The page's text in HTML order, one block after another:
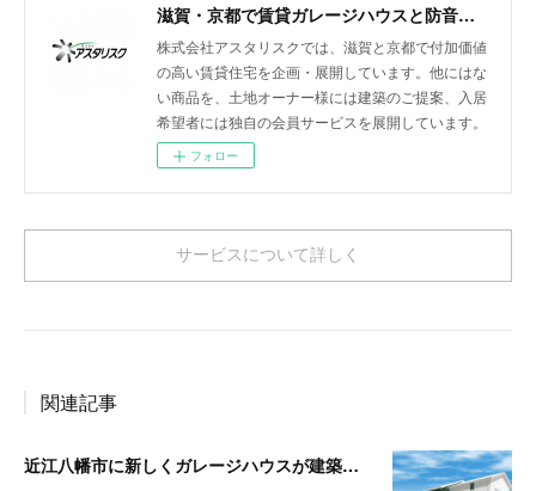
滋賀・京都で賃貸ガレージハウスと防音室付きアパートを展開
株式会社アスタリスクでは、滋賀と京都で付加価値
の高い賃貸住宅を企画・展開しています。他にはな
い商品を、土地オーナー様には建築のご提案、入居
希望者には独自の会員サービスを展開しています。
フォロー
サービスについて詳しく
関連記事
近江八幡市に新しくガレージハウスが建築されます！（仮称：出町ガレージハウス）！